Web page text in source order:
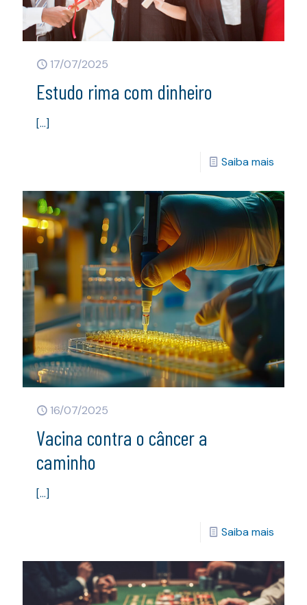
17/07/2025
Estudo rima com dinheiro
[…]
Saiba mais
16/07/2025
Vacina contra o câncer a
caminho
[…]
Saiba mais